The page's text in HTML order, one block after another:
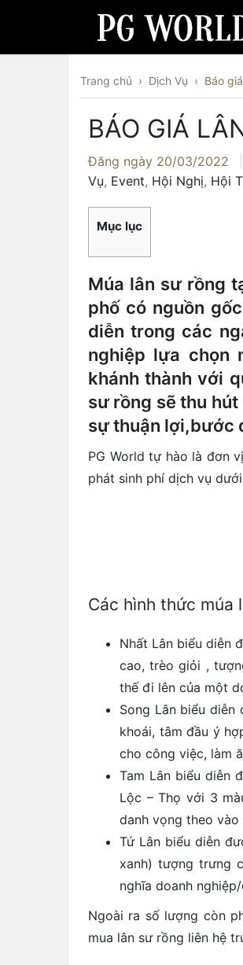
Trang chủ › Dịch Vụ › Báo
BÁO GIÁ
Đăng ngày 20/03/2022
Vụ, Event, Hội Nghị, Hội
Mục lục
Múa lân sư rồng
phố có nguồn
diễn trong các
nghiệp lựa chọn
khánh thành với
sư rồng sẽ thu
sự thuận lợi,bước
PG World tự hào là đơn
phát sinh phí dịch vụ
Các hình thức múa
Nhất Lân biểu diễn
cao, trèo giỏi ,
thế đi lên của một
Song Lân biểu diễn
khoái, tâm đầu ý
cho công việc, làm
Tam Lân biểu diễn
Lộc – Thọ với 3
danh vọng theo
Tứ Lân biểu diễn
xanh) tượng trưng
nghĩa doanh
Ngoài ra số lượng còn
mua lân sư rồng liên hệ